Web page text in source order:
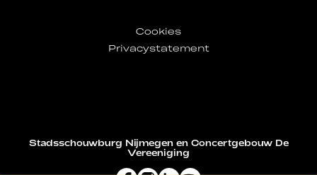
Cookies
Privacystatement
Stadsschouwburg Nijmegen en Concertgebouw De
Vereeniging